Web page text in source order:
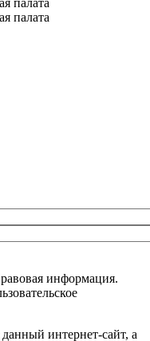
информация.
интернет-сайт, а